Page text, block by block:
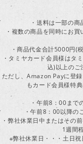
・送料は一部の
・複数の商品を同時にお
・商品代金合計5000円(
・タミヤカード会員様はタ
込)以上のご
ただし、Amazon Payに登
もカード会員様特
・午前8：00まで
・午前8：00以降の
・弊社休業日中またはその
1週間
※弊社休業日・・・土日祝